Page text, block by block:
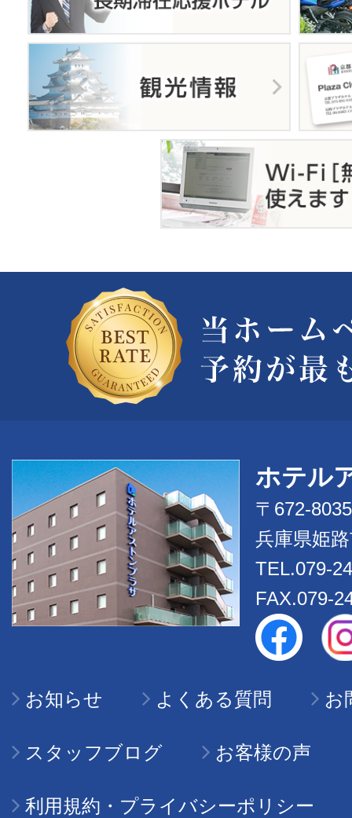
ホテル
〒672-8035
兵庫県姫
TEL.079-
FAX.079-
お知らせ よくある質問 お
スタッフブログ お客様の声
利用規約・プライバシーポリシー